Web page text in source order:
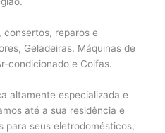
consertos, reparos e
Geladeiras, Máquinas de
condicionado e Coifas.
altamente especializada e
até a sua residência e
para seus eletrodomésticos,